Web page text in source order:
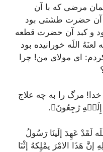
مرضى که با آن
آن حضرت طشتى بود
و کبد آن حضرت قطعه
اللَه خورانیده بود
اى مولاى من! چرا
مرگ را به چه علاج
إِلَيۡهِ رَٰجِعُونَ﴾.
لَقَدْ عَهِدَ إلَینَا رَسُولُ
إنَّ هَذَا الامْرَ یمْلِکهُ إثْنَا